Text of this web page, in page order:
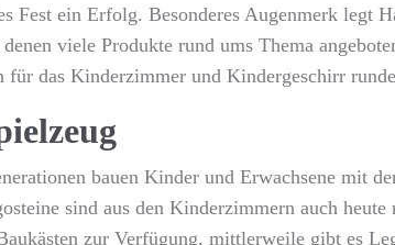
Fest ein Erfolg. Besonderes Augenmerk legt
viele Produkte rund ums Thema
für das Kinderzimmer und Kindergeschirr
bauen Kinder und Erwachsene mit
sind aus den Kinderzimmern auch
zur Verfügung, mittlerweile gibt es